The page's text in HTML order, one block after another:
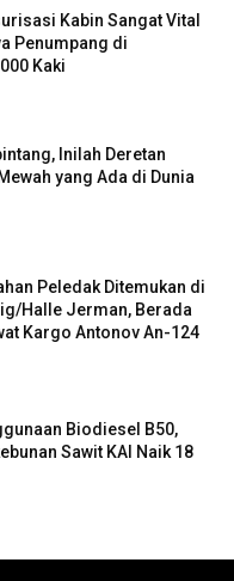
Kabin Sangat Vital
Penumpang di
Kaki
Inilah Deretan
yang Ada di Dunia
Peledak Ditemukan di
Halle Jerman, Berada
Kargo Antonov An-124
Biodiesel B50,
Sawit KAI Naik 18